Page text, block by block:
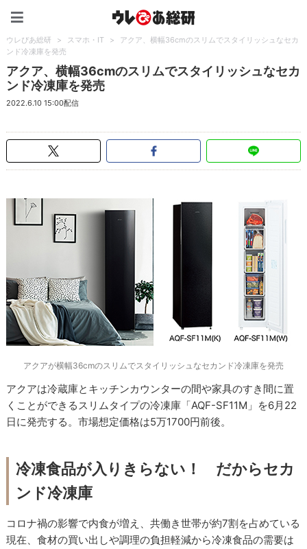
ウレぴあ総研 > スマホ・IT >
アクア、横幅36cmのスリムでスタイリッシュなセカ
ンド冷凍庫を発売
アクア、横幅36cmのスリムでスタイリッシュなセカ
ンド冷凍庫を発売
2022.6.10 15:00配信
アクアが横幅36cmのスリムでスタイリッシュなセカンド冷凍庫を発売
アクアは冷蔵庫とキッチンカウンターの間や家具のすき間に置
くことができるスリムタイプの冷凍庫「AQF-SF11M」を6月22
日に発売する。市場想定価格は5万1700円前後。
冷凍食品が入りきらない！ だからセカ
ンド冷凍庫
コロナ禍の影響で内食が増え、共働き世帯が約7割を占めている
現在、食材の買い出しや調理の負担軽減から冷凍食品の需要は